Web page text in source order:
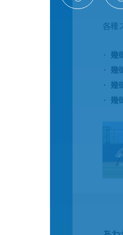
各種
幾
幾
幾
幾